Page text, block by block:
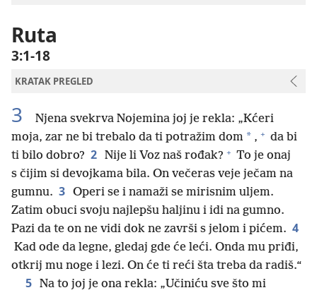
Ruta
3:1-18
KRATAK PREGLED
3
Njena svekrva Nojemina joj je rekla: „Kćeri
moja, zar ne bi trebalo da ti potražim dom * , + da bi
ti bilo dobro? 2 Nije li Voz naš rođak? + To je onaj
s čijim si devojkama bila. On večeras veje ječam na
gumnu. 3 Operi se i namaži se mirisnim uljem.
Zatim obuci svoju najlepšu haljinu i idi na gumno.
Pazi da te on ne vidi dok ne završi s jelom i pićem. 4
Kad ode da legne, gledaj gde će leći. Onda mu priđi,
otkrij mu noge i lezi. On će ti reći šta treba da radiš.“
5 Na to joj je ona rekla: „Učiniću sve što mi